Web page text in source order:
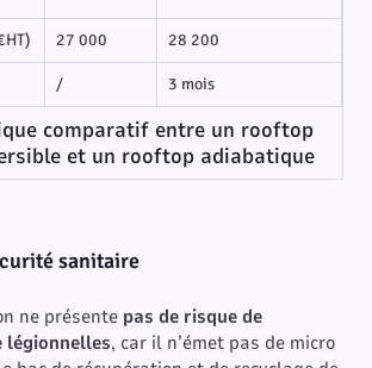
comparatif entre un rooftop
et un rooftop adiabatique
27 000 28 200
/ 3 mois
sanitaire
ne présente pas de risque de
, car il n’émet pas de micro